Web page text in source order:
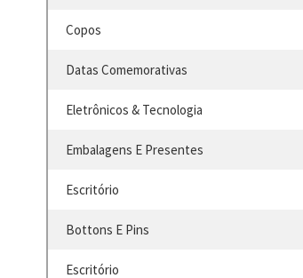
Copos
Datas Comemorativas
Eletrônicos & Tecnologia
Embalagens E Presentes
Escritório
Bottons E Pins
Escritório